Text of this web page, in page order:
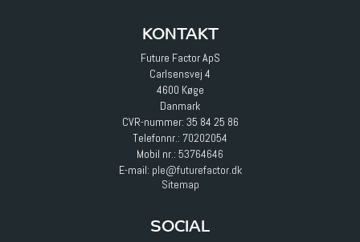
KONTAKT
Future Factor ApS
Carlsensvej 4
4600 Køge
Danmark
CVR-nummer: 35 84 25 86
Telefonnr.: 70202054
Mobil nr.: 53764646
E-mail: ple@futurefactor.dk
Sitemap
SOCIAL